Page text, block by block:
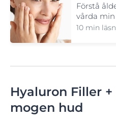
Förstå
vårda
10 min
Hyaluron Filler
mogen hud